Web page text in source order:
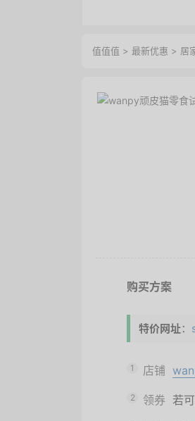
值值值 > 最新优惠 > 居
购买方案
特价网址：
1 店铺
2 领券 若